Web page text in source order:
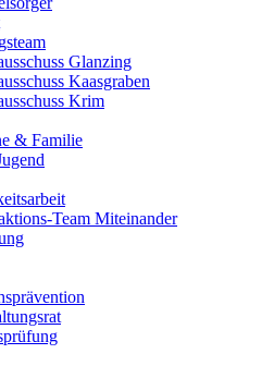
Glanzing
Kaasgraben
Krim
& Familie
Team Miteinander